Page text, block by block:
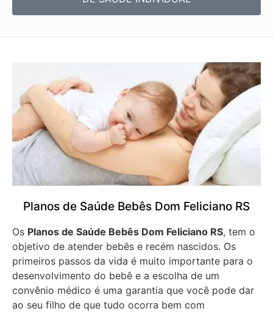
Planos de Saúde Bebês Dom Feliciano RS
Os Planos de Saúde Bebês Dom Feliciano RS, tem o
objetivo de atender bebês e recém nascidos. Os
primeiros passos da vida é muito importante para o
desenvolvimento do bebê e a escolha de um
convênio médico é uma garantia que você pode dar
ao seu filho de que tudo ocorra bem com